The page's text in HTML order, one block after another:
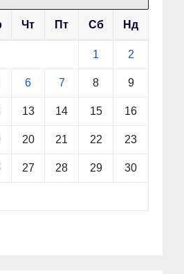
Чт Пт Сб Нд
1 2
6 7 8 9
13 14 15 16
20 21 22 23
27 28 29 30